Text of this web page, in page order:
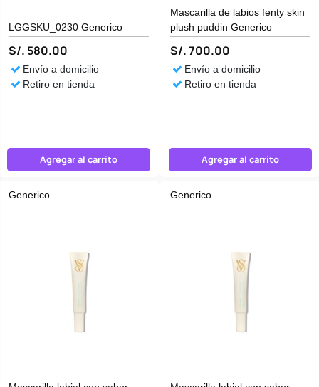
LGGSKU_0230 Generico
S/. 580.00
Envío a domicilio
Retiro en tienda
Agregar al carrito
Mascarilla de labios fenty skin
plush puddin Generico
S/. 700.00
Envío a domicilio
Retiro en tienda
Agregar al carrito
Generico Generico